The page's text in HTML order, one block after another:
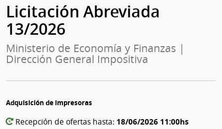
Licitación Abreviada
13/2026
Ministerio de Economía y Finanzas |
Dirección General Impositiva
Adquisición de impresoras
Recepción de ofertas hasta: 18/06/2026 11:00hs